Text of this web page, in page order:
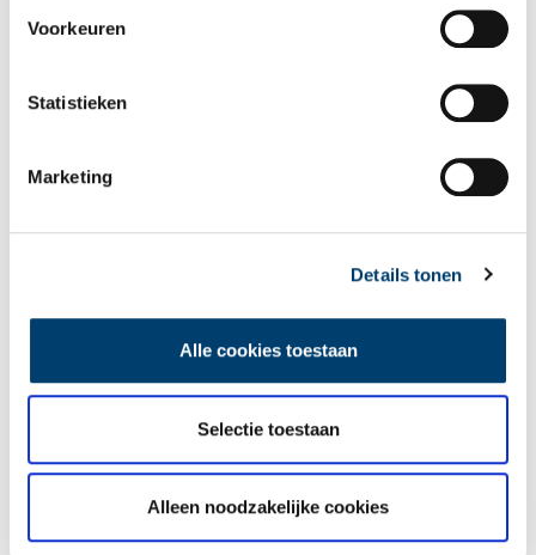
Voorkeuren
Statistieken
Marketing
Details tonen
Alle cookies toestaan
Selectie toestaan
Alleen noodzakelijke cookies
Wist je dat… de oudste afgebeelde Hollanders in deze kerk
begraven liggen?
Tien verdwenen pretparken